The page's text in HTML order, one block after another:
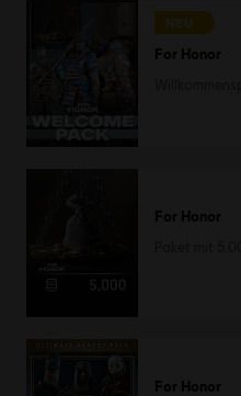
NEU
For Honor
For Honor
For Honor